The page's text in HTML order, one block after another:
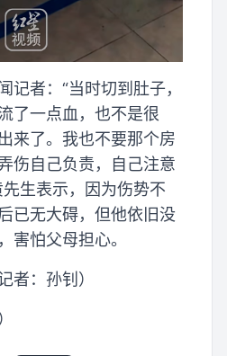
记者：“当时切到肚子，
了一点血，也不是很
来了。我也不要那个房
伤自己负责，自己注意
生表示，因为伤势不
已无大碍，但他依旧没
害怕父母担心。
者：孙钊）